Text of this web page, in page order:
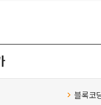
블록코